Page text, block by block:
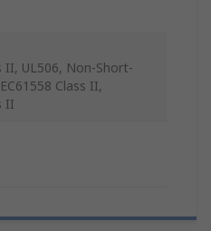
II, UL506, Non-Short-
Class II,
II